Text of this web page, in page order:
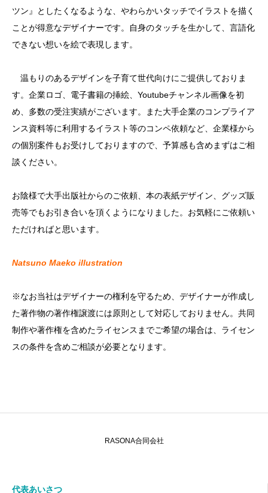
ツン』としたくなるような、やわらかいタッチでイラストを描く
ことが得意なデザイナーです。自身のタッチを生かして、言語化
できない想いを絵で表現します。
温もりのあるデザインを子育て世代向けにご提供しておりま
す。企業ロゴ、電子書籍の挿絵、Youtubeチャンネル画像を初
め、多数の受注実績がございます。また大手企業のコンプライア
ンス資料等に利用するイラスト等のコンペ依頼など、企業様から
の個別案件もお受けしておりますので、予算感も含めまずはご相
談ください。
お陰様で大手出版社からのご依頼、本の表紙デザイン、グッズ販
売等でもお引き合いを頂くようになりました。お気軽にご依頼い
ただければと思います。
Natsuno Maeko illustration
※なお当社はデザイナーの権利を守るため、デザイナーが作成し
た著作物の著作権譲渡には原則として対応しておりません。共同
制作や著作権を含めたライセンスまでご希望の場合は、ライセン
スの条件を含めご相談が必要となります。
RASONA合同会社
代表あいさつ